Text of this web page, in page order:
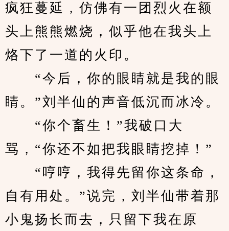
疯狂蔓延，仿佛有一团烈火在额
头上熊熊燃烧，似乎他在我头上
烙下了一道的火印。
“今后，你的眼睛就是我的眼
睛。”刘半仙的声音低沉而冰冷。
“你个畜生！”我破口大
骂，“你还不如把我眼睛挖掉！”
“哼哼，我得先留你这条命，
自有用处。”说完，刘半仙带着那
小鬼扬长而去，只留下我在原